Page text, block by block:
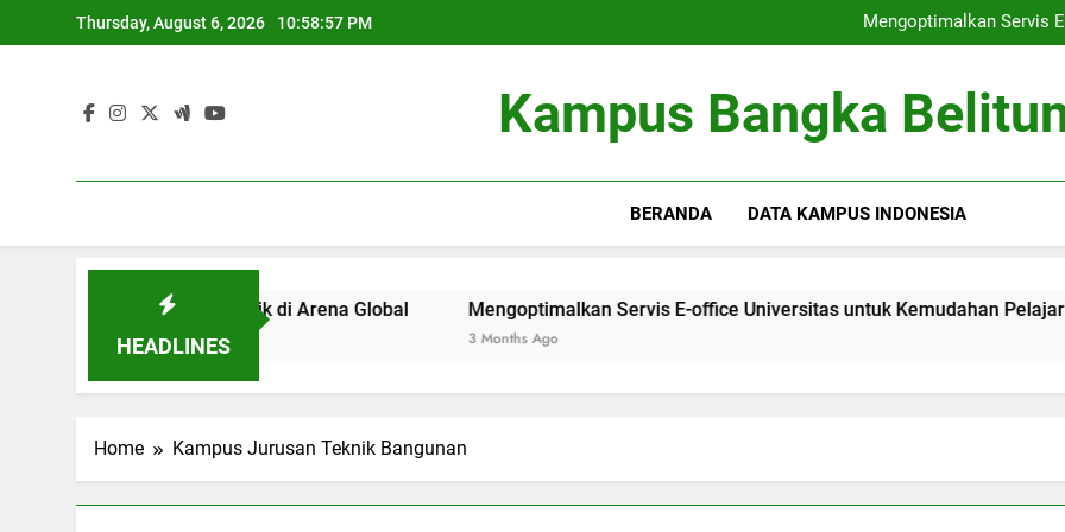
to
Thursday, August 6, 2026 10:58:57 PM
Mengoptimalkan Servis
Optimalisasi
Mengoptimalkan Servis
Optimalisasi
Kampus Bangka
BERANDA DATA KAMPUS INDONESIA
HEADLINES
Universitas Terbaik di Arena Global Mengoptimalkan Servis E-office Universitas untuk Kemudahan Pelajar
3 Months Ago
Home Kampus Jurusan Teknik Bangunan